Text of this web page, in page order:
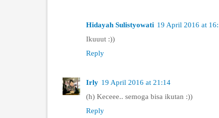
Hidayah Sulistyowati 19 April 2016 at
Ikuuut :))
Reply
Irly 19 April 2016 at 21:14
(h) Keceee.. semoga bisa ikutan :))
Reply